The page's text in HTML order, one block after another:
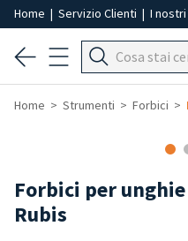
Home | Servizio Clienti | I
Home Strumenti Forbici
Forbici per
Rubis